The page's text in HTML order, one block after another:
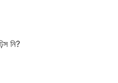
নি?